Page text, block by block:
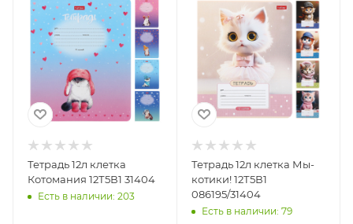
Тетрадь 12л клетка
Котомания 12Т5В1 31404
Есть в наличии: 203
Тетрадь 12л клетка Мы-
котики! 12Т5В1
086195/31404
Есть в наличии: 79